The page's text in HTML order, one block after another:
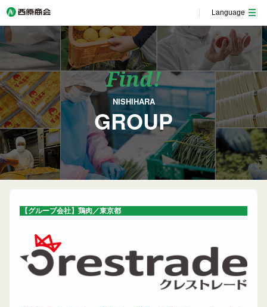
Language
Find!
NISHIHARA
GROUP
【グループ会社】鶏肉／東京都